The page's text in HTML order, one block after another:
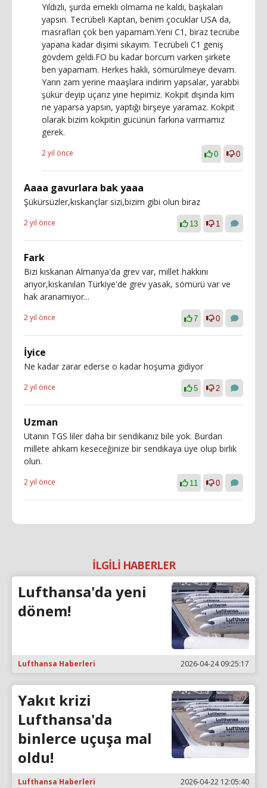
Yıldızlı, şurda emekli olmama ne kaldı, başkaları
yapsın. Tecrübeli Kaptan, benim çocuklar USA da,
masrafları çok ben yapamam.Yeni C1, biraz tecrübe
yapana kadar dişimi sıkayım. Tecrübeli C1 geniş
gövdem geldi.FO bu kadar borcum varken şirkete
ben yapamam. Herkes haklı, sömürülmeye devam.
Yarın zam yerine maaşlara indirim yapsalar, yarabbi
şükür deyip uçarız yine hepimiz. Kokpit dışında kim
ne yaparsa yapsın, yaptığı birşeye yaramaz. Kokpit
olarak bizim kokpitin gücünün farkına varmamız
gerek.
2 yıl önce 0 0
Aaaa gavurlara bak yaaa
Şükürsüzler,kıskançlar sizi,bizim gibi olun biraz
2 yıl önce 13 1
Fark
Bizi kıskanan Almanya'da grev var, millet hakkını
arıyor,kıskanılan Türkiye'de grev yasak, sömürü var ve
hak aranamıyor...
2 yıl önce 7 0
İyice
Ne kadar zarar ederse o kadar hoşuma gidiyor
2 yıl önce 5 2
Uzman
Utanın TGS liler daha bir sendikanız bile yok. Burdan
millete ahkam keseceğinize bir sendikaya üye olup birlik
olun.
2 yıl önce 11 0
İLGİLİ HABERLER
Lufthansa'da yeni
dönem!
Lufthansa Haberleri 2026-04-24 09:25:17
Yakıt krizi
Lufthansa'da
binlerce uçuşa mal
oldu!
Lufthansa Haberleri 2026-04-22 12:05:40